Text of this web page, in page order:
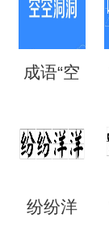
读？用
来形容
成语“空
洞”是什
么意
纷纷洋